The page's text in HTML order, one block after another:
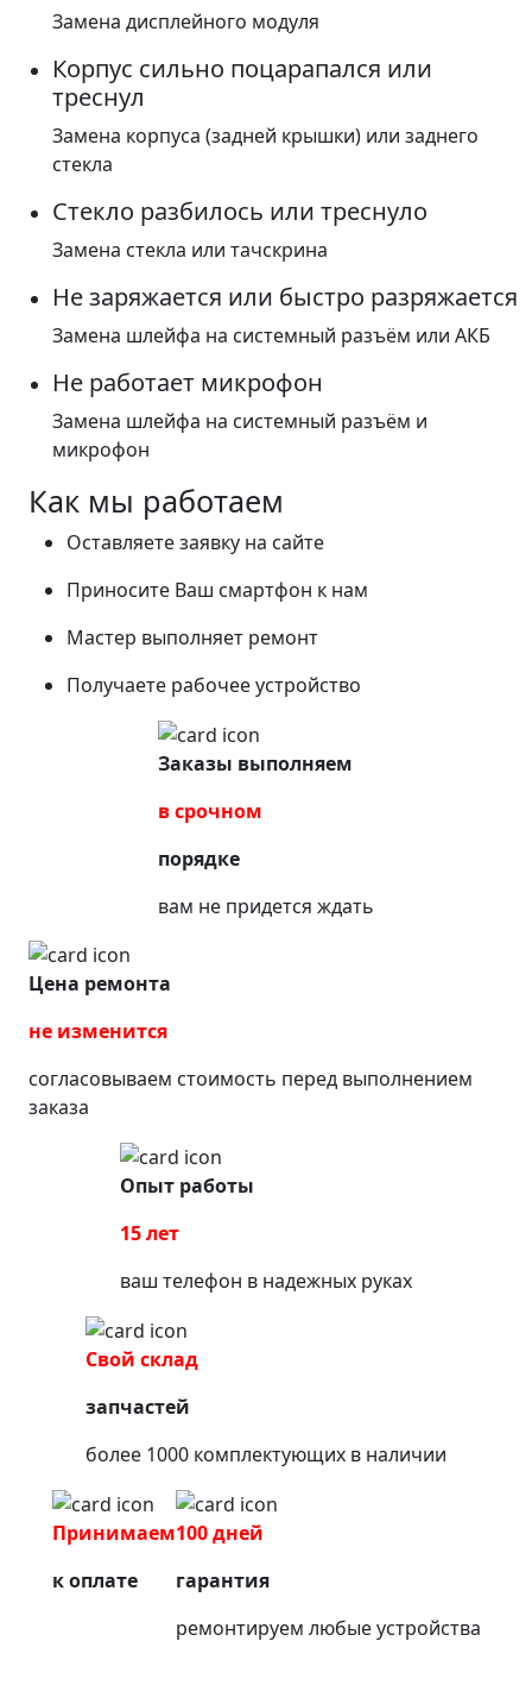
Замена дисплейного модуля
Корпус сильно поцарапался или
треснул
Замена корпуса (задней крышки) или заднего
стекла
Стекло разбилось или треснуло
Замена стекла или тачскрина
Не заряжается или быстро разряжается
Замена шлейфа на системный разъём или АКБ
Не работает микрофон
Замена шлейфа на системный разъём и
микрофон
Как мы работаем
Оставляете заявку на сайте
Приносите Ваш смартфон к нам
Мастер выполняет ремонт
Получаете рабочее устройство
Заказы выполняем
в срочном
порядке
вам не придется ждать
Цена ремонта
не изменится
согласовываем стоимость перед выполнением
заказа
Опыт работы
15 лет
ваш телефон в надежных руках
Свой склад
запчастей
более 1000 комплектующих в наличии
Принимаем
к оплате
100 дней
гарантия
ремонтируем любые устройства